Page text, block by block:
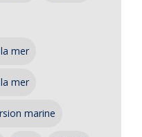
mer
mer
marine